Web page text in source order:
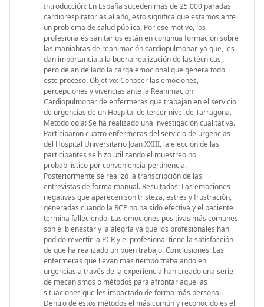
Introducción: En España suceden más de 25.000 paradas
cardiorespiratorias al año, esto significa que estamos ante
un problema de salud pública. Por ese motivo, los
profesionales sanitarios están en continua formación sobre
las maniobras de reanimación cardiopulmonar, ya que, les
dan importancia a la buena realización de las técnicas,
pero dejan de lado la carga emocional que genera todo
este proceso. Objetivo: Conocer las emociones,
percepciones y vivencias ante la Reanimación
Cardiopulmonar de enfermeras que trabajan en el servicio
de urgencias de un Hospital de tercer nivel de Tarragona.
Metodología: Se ha realizado una investigación cualitativa.
Participaron cuatro enfermeras del servicio de urgencias
del Hospital Universitario Joan XXIII, la elección de las
participantes se hizo utilizando el muestreo no
probabilístico por conveniencia-pertinencia.
Posteriormente se realizó la transcripción de las
entrevistas de forma manual. Resultados: Las emociones
negativas que aparecen son tristeza, estrés y frustración,
generadas cuando la RCP no ha sido efectiva y el paciente
termina falleciendo. Las emociones positivas más comunes
son el bienestar y la alegría ya que los profesionales han
podido revertir la PCR y el profesional tiene la satisfacción
de que ha realizado un buen trabajo. Conclusiones: Las
enfermeras que llevan más tiempo trabajando en
urgencias a través de la experiencia han creado una serie
de mecanismos o métodos para afrontar aquellas
situaciones que les impactado de forma más personal.
Dentro de estos métodos el más común y reconocido es el